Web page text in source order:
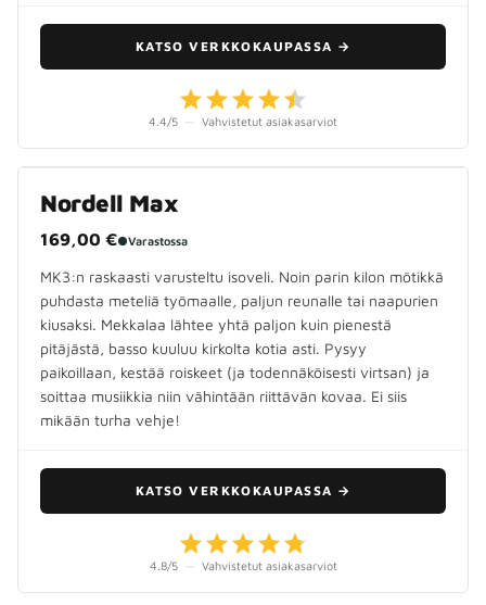
KATSO VERKKOKAUPASSA →
4.4/5 — Vahvistetut asiakasarviot
Nordell Max
169,00 €●Varastossa
MK3:n raskaasti varusteltu isoveli. Noin parin kilon mötikkä
puhdasta meteliä työmaalle, paljun reunalle tai naapurien
kiusaksi. Mekkalaa lähtee yhtä paljon kuin pienestä
pitäjästä, basso kuuluu kirkolta kotia asti. Pysyy
paikoillaan, kestää roiskeet (ja todennäköisesti virtsan) ja
soittaa musiikkia niin vähintään riittävän kovaa. Ei siis
mikään turha vehje!
KATSO VERKKOKAUPASSA →
4.8/5 — Vahvistetut asiakasarviot